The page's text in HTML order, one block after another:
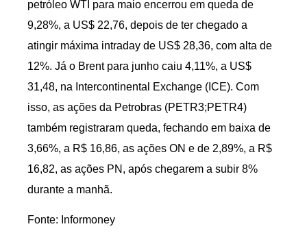
petróleo WTI para maio encerrou em queda de
9,28%, a US$ 22,76, depois de ter chegado a
atingir máxima intraday de US$ 28,36, com alta de
12%. Já o Brent para junho caiu 4,11%, a US$
31,48, na Intercontinental Exchange (ICE). Com
isso, as ações da Petrobras (PETR3;PETR4)
também registraram queda, fechando em baixa de
3,66%, a R$ 16,86, as ações ON e de 2,89%, a R$
16,82, as ações PN, após chegarem a subir 8%
durante a manhã.
Fonte: Informoney